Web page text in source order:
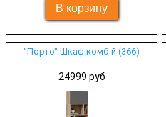
"Порто" Шкаф комб-й (366)
24999 руб